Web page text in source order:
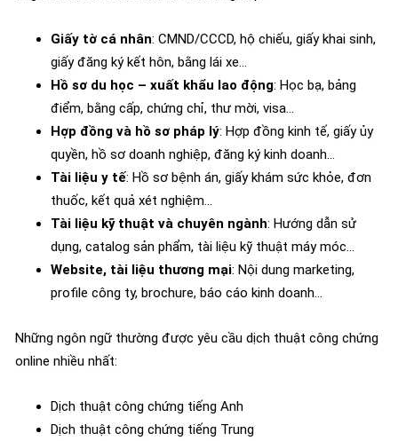
Giấy tờ cá nhân: CMND/CCCD, hộ chiếu, giấy khai sinh,
giấy đăng ký kết hôn, bằng lái xe…
Hồ sơ du học – xuất khẩu lao động: Học bạ, bảng
điểm, bằng cấp, chứng chỉ, thư mời, visa…
Hợp đồng và hồ sơ pháp lý: Hợp đồng kinh tế, giấy ủy
quyền, hồ sơ doanh nghiệp, đăng ký kinh doanh…
Tài liệu y tế: Hồ sơ bệnh án, giấy khám sức khỏe, đơn
thuốc, kết quả xét nghiệm…
Tài liệu kỹ thuật và chuyên ngành: Hướng dẫn sử
dụng, catalog sản phẩm, tài liệu kỹ thuật máy móc…
Website, tài liệu thương mại: Nội dung marketing,
profile công ty, brochure, báo cáo kinh doanh…
Những ngôn ngữ thường được yêu cầu dịch thuật công chứng
online nhiều nhất:
Dịch thuật công chứng tiếng Anh
Dịch thuật công chứng tiếng Trung